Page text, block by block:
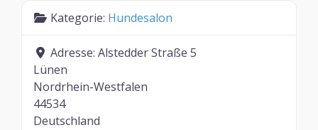
Kategorie: Hundesalon
Adresse: Alstedder Straße 5
Lünen
Nordrhein-Westfalen
44534
Deutschland